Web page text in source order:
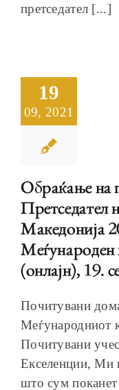
претседател [...]
19
09, 2021
Обраќање на
Претседател
Македонија
Меѓународен
(онлајн), 19.
Почитувани
Меѓународниот
Почитувани
Екселенции, Ми
што сум